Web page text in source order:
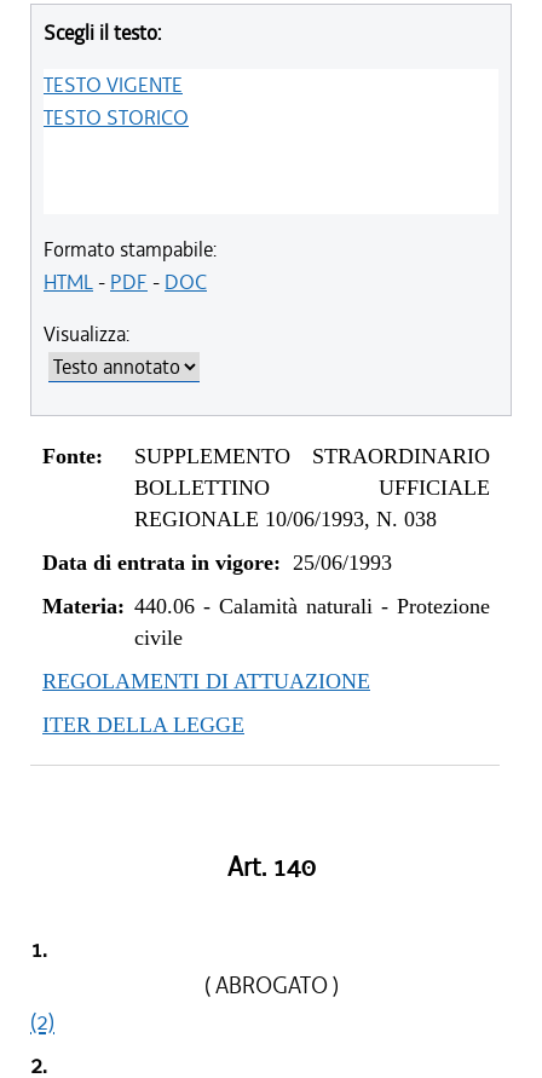
Scegli il testo:
TESTO VIGENTE
TESTO STORICO
Formato stampabile:
HTML- PDF - DOC
Visualizza:
Fonte:
SUPPLEMENTO STRAORDINARIO
BOLLETTINO UFFICIALE
REGIONALE 10/06/1993, N. 038
Data di entrata in vigore: 25/06/1993
Materia: 440.06- Calamità naturali - Protezione
civile
REGOLAMENTI DI ATTUAZIONE
ITER DELLA LEGGE
Art. 140
1.
( ABROGATO )
(2)
2.